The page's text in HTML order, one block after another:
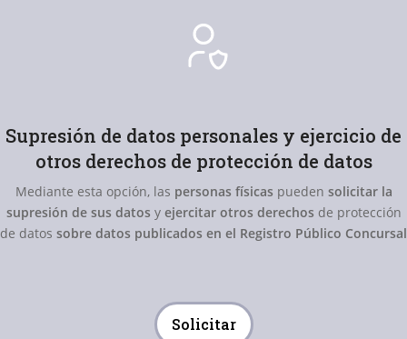
Supresión de datos personales y ejercicio de
otros derechos de protección de datos
Mediante esta opción, las personas físicas pueden solicitar la
supresión de sus datos y ejercitar otros derechos de protección
de datos sobre datos publicados en el Registro Público Concursal
Solicitar